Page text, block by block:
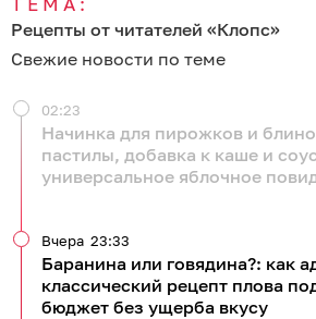
Рецепты от читателей «Клопс»
Свежие новости по теме
Начинка для пирожков и
пастилы, добавка к каше и
универсальное яблочное
02:23
Баранина или говядина?: как
классический рецепт плова
бюджет без ущерба вкусу
Вчера 23:33